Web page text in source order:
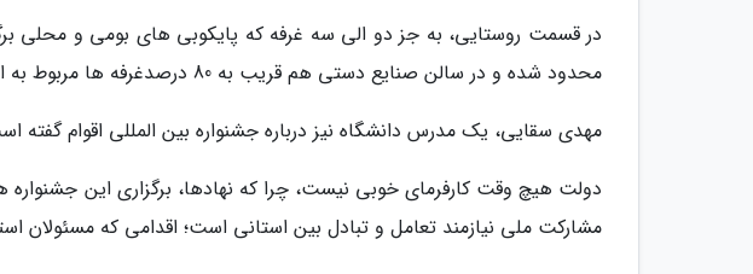
در قسمت روستایی، به جز دو الی سه غرفه که پایکوبی های بومی و محلی
محدود شده و در سالن صنایع دستی هم قریب به 80 درصدغرفه ها مربوط به استان گلستان بودند.
مهدی سقایی، یک مدرس دانشگاه نیز درباره جشنواره بین المللی اقوام گفته
دولت هیچ وقت کارفرمای خوبی نیست، چرا که نهادها، برگزاری این جشنواره
مشارکت ملی نیازمند تعامل و تبادل بین استانی است؛ اقدامی که مسئولان